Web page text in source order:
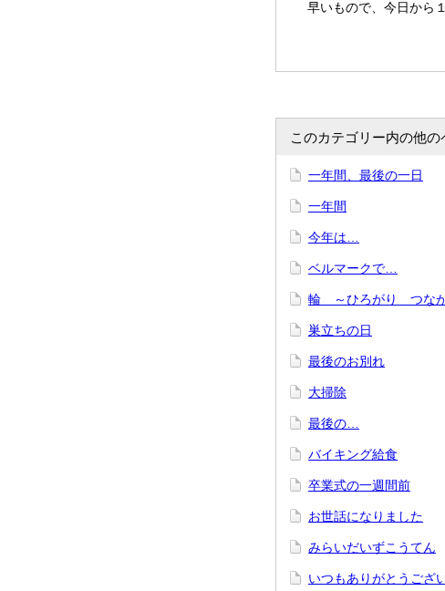
早いもので、今日から
このカテゴリー内の他の
一年間、最後の一日
一年間
今年は…
ベルマークで…
輪 ～ひろがり つな
巣立ちの日
最後のお別れ
大掃除
最後の…
バイキング給食
卒業式の一週間前
お世話になりました
みらいだいずこうてん
いつもありがとうござ